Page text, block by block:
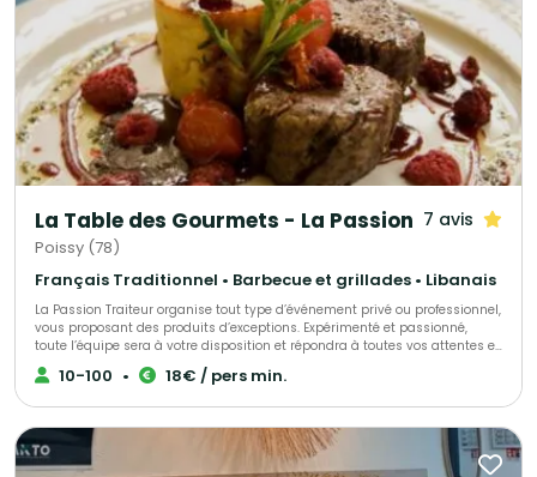
La Table des Gourmets - La Passion 7 avis
Poissy (78)
Français Traditionnel • Barbecue et grillades • Libanais
La Passion Traiteur organise tout type d’événement privé ou professionnel,
vous proposant des produits d’exceptions. Expérimenté et passionné,
toute l’équipe sera à votre disposition et répondra à toutes vos attentes et
envies, en s’adaptant à vos exigences. Tout est personnalisable. Nous
travaillons non-stop, tous les jours de la semaine et nous nous
10-100 • 18€ / pers min.